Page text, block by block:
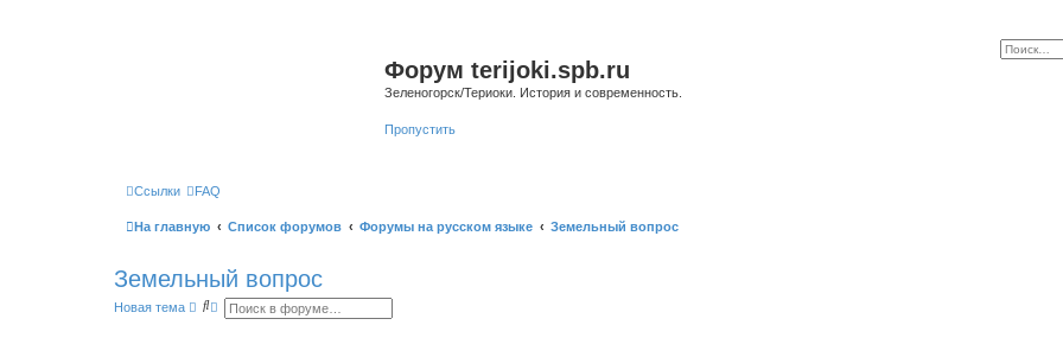
Форум terijoki.spb.ru
Зеленогорск/Териоки. История и современность.
Пропустить
Ссылки FAQ
На главную Список форумов Форумы на русском языке Земельный вопрос
Земельный вопрос
Новая тема
П Р